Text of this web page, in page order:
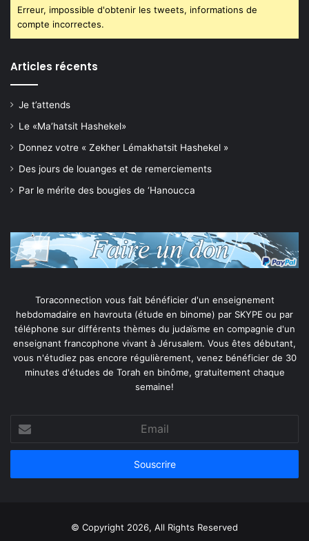
Erreur, impossible d'obtenir les tweets, informations de
compte incorrectes.
Articles récents
Je t’attends
Le «Ma’hatsit Hashekel»
Donnez votre « Zekher Lémakhatsit Hashekel »
Des jours de louanges et de remerciements
Par le mérite des bougies de ‘Hanoucca
Toraconnection vous fait bénéficier d'un enseignement
hebdomadaire en havrouta (étude en binome) par SKYPE ou par
téléphone sur différents thèmes du judaïsme en compagnie d'un
enseignant francophone vivant à Jérusalem. Vous êtes débutant,
vous n'étudiez pas encore régulièrement, venez bénéficier de 30
minutes d'études de Torah en binôme, gratuitement chaque
semaine!
© Copyright 2026, All Rights Reserved